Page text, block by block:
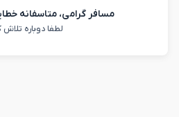
مسافر گرامی، متاسفانه
لطفا دوباره تلاش